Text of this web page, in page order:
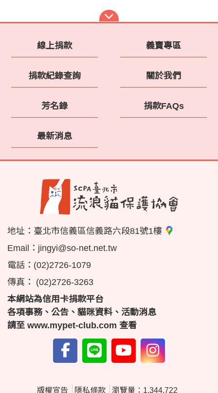
線上捐款 義賣專區
捐款紀錄查詢 關於我們
芳名錄 捐款FAQs
最新消息
地址： 臺北市信義區信義路六段81號1樓
Email： jingyi@so-net.net.tw
電話： (02)2726-1079
傳真：
(02)2726-3263
本網站為信用卡捐款平台
各項事務、公告、貓咪資料、活動消息
請至 www.mypet-club.com 查看
版權宣告 隱私條款 瀏覽量：1,344,722